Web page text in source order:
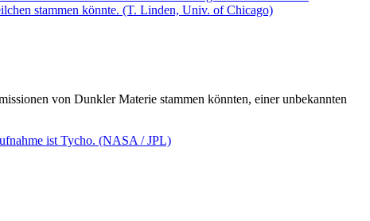
von Dunkler Materie stammen könnten, einer unbekannten